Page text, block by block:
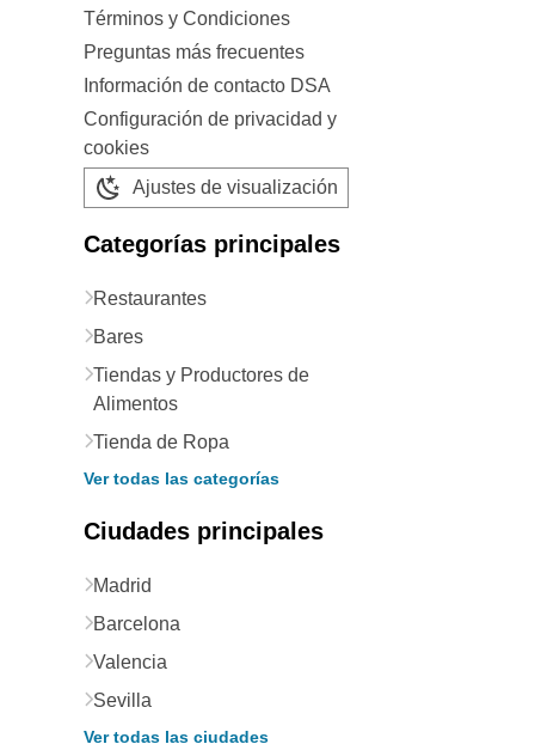
Términos y Condiciones
Preguntas más frecuentes
Información de contacto DSA
Configuración de privacidad y
cookies
Ajustes de visualización
Categorías principales
Restaurantes
Bares
Tiendas y Productores de
Alimentos
Tienda de Ropa
Ver todas las categorías
Ciudades principales
Madrid
Barcelona
Valencia
Sevilla
Ver todas las ciudades